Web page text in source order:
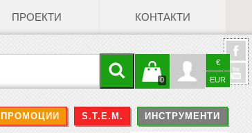
ПРОЕКТИ КОНТАКТИ
€
EUR
Профил
0
Кошницата
е празна
ПРОМОЦИИ S.T.E.M. ИНСТРУМЕНТИ